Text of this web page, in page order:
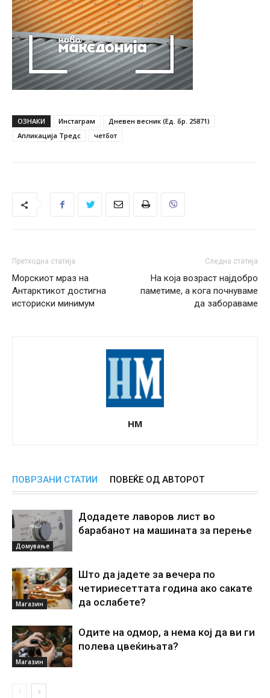
ОЗНАКИ Инстаграм
Дневен весник (Ед. бр. 25871)
Апликација Тредс
четбот
Претходна статија
Морскиот мраз на
Антарктикот достигна
историски минимум
Следна статија
На која возраст најдобро
паметиме, а кога почнуваме
да забораваме
НМ
ПОВРЗАНИ СТАТИИ ПОВЕЌЕ ОД АВТОРОТ
Домување
Додадете лаворов лист во
барабанот на машината за перење
Магазин
Што да јадете за вечера по
четириесеттата година ако сакате
да ослабете?
Магазин
Одите на одмор, а нема кој да ви ги
полева цвеќињата?